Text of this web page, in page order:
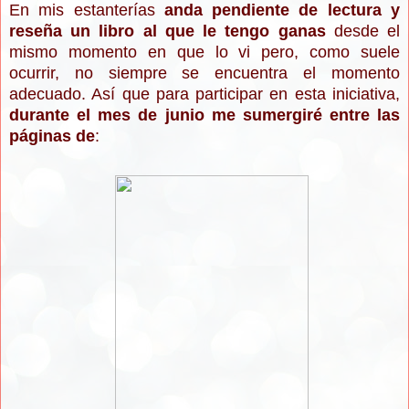
En mis estanterías anda pendiente de lectura y
reseña un libro al que le tengo ganasdesde el
mismo momento en que lo vi pero, como suele
ocurrir, no siempre se encuentra el momento
adecuado. Así que para participar en esta iniciativa,
durante el mes de junio me sumergiré entre las
páginas de: